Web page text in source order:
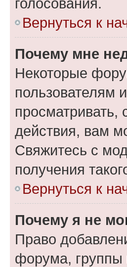
Вернуться к
Почему мне
Некоторые
пользователям
просматривать,
действия, вам
Свяжитесь с
получения
Вернуться к
Почему я не
Право
форума, группы